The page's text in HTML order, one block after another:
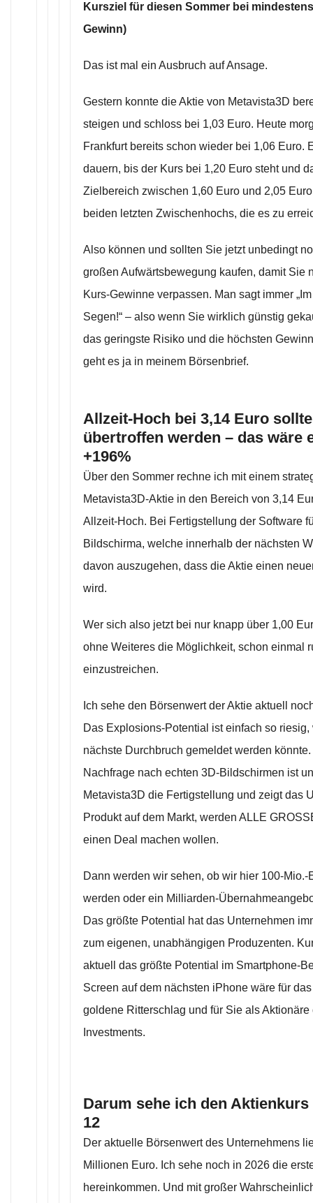
Kursziel für diesen Sommer bei
Gewinn)
Das ist mal ein Ausbruch auf Ansage.
Gestern konnte die Aktie von Metavista3D
steigen und schloss bei 1,03 Euro. Heute
Frankfurt bereits schon wieder bei 1,06 Euro.
dauern, bis der Kurs bei 1,20 Euro steht und
Zielbereich zwischen 1,60 Euro und 2,05
beiden letzten Zwischenhochs, die es zu
Also können und sollten Sie jetzt unbedingt
großen Aufwärtsbewegung kaufen, damit Sie
Kurs-Gewinne verpassen. Man sagt immer
Segen!“ – also wenn Sie wirklich günstig
das geringste Risiko und die höchsten
geht es ja in meinem Börsenbrief.
Allzeit-Hoch bei 3,14 Euro
übertroffen werden – das wäre
+196%
Über den Sommer rechne ich mit einem
Metavista3D-Aktie in den Bereich von 3,14
Allzeit-Hoch. Bei Fertigstellung der Software
Bildschirma, welche innerhalb der nächsten
davon auszugehen, dass die Aktie einen
wird.
Wer sich also jetzt bei nur knapp über 1,00
ohne Weiteres die Möglichkeit, schon einmal
einzustreichen.
Ich sehe den Börsenwert der Aktie aktuell
Das Explosions-Potential ist einfach so
nächste Durchbruch gemeldet werden
Nachfrage nach echten 3D-Bildschirmen ist
Metavista3D die Fertigstellung und zeigt das
Produkt auf dem Markt, werden ALLE
einen Deal machen wollen.
Dann werden wir sehen, ob wir hier 100-Mio.-
werden oder ein Milliarden-
Das größte Potential hat das Unternehmen
zum eigenen, unabhängigen Produzenten.
aktuell das größte Potential im Smartphone-
Screen auf dem nächsten iPhone wäre für
goldene Ritterschlag und für Sie als
Investments.
Darum sehe ich den
12
Der aktuelle Börsenwert des Unternehmens
Millionen Euro. Ich sehe noch in 2026 die
hereinkommen. Und mit großer